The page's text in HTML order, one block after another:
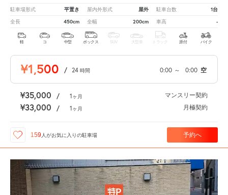
駐車場形式 平置き 屋内外形式 屋外 駐車台数 1台
全長 450cm 全幅 200cm 車高 -
軽 コ 中型 ボックス SUV 大型車 トラック 原付 バイク
¥1,500 / 24 時間 0:00 ～ 0:00 空
¥35,000 / 1ヶ月 マンスリー契約
¥33,000 / 1ヶ月 月極契約
159 人がお気に入りの駐車場 予約へ